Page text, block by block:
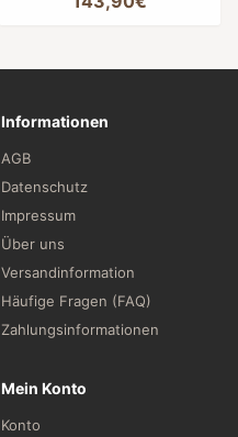
Informationen
AGB
Datenschutz
Impressum
Über uns
Versandinformation
Häufige Fragen (FAQ)
Zahlungsinformationen
Mein Konto
Konto